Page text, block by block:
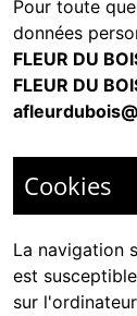
Pour toute
données
FLEUR DU
FLEUR DU
Cookies
La navigation
est
sur